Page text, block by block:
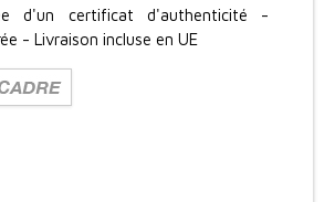
d'un certificat d'authenticité -
- Livraison incluse en UE